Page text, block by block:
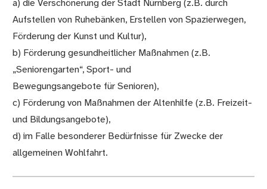
a) die Verschönerung der Stadt Nürnberg (z.B. durch
Aufstellen von Ruhebänken, Erstellen von Spazierwegen,
Förderung der Kunst und Kultur),
b) Förderung gesundheitlicher Maßnahmen (z.B.
„Seniorengarten“, Sport- und
Bewegungsangebote für Senioren),
c) Förderung von Maßnahmen der Altenhilfe (z.B. Freizeit-
und Bildungsangebote),
d) im Falle besonderer Bedürfnisse für Zwecke der
allgemeinen Wohlfahrt.